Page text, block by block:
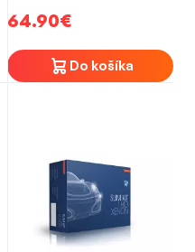
64.90€
Do košíka